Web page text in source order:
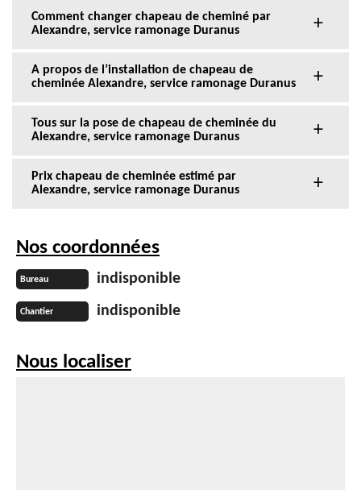
Comment changer chapeau de cheminé par
Alexandre, service ramonage Duranus
A propos de l’installation de chapeau de
cheminée Alexandre, service ramonage Duranus
Tous sur la pose de chapeau de cheminée du
Alexandre, service ramonage Duranus
Prix chapeau de cheminée estimé par
Alexandre, service ramonage Duranus
Nos coordonnées
Bureau indisponible
Chantier indisponible
Nous localiser